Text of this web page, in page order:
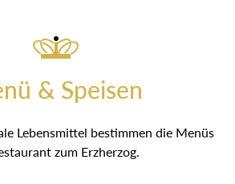
& Speisen
Lebensmittel bestimmen die Menüs
zum Erzherzog.